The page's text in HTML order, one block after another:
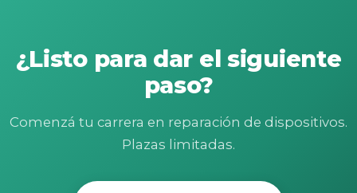
¿Listo para dar el siguiente
paso?
Comenzá tu carrera en reparación de dispositivos.
Plazas limitadas.